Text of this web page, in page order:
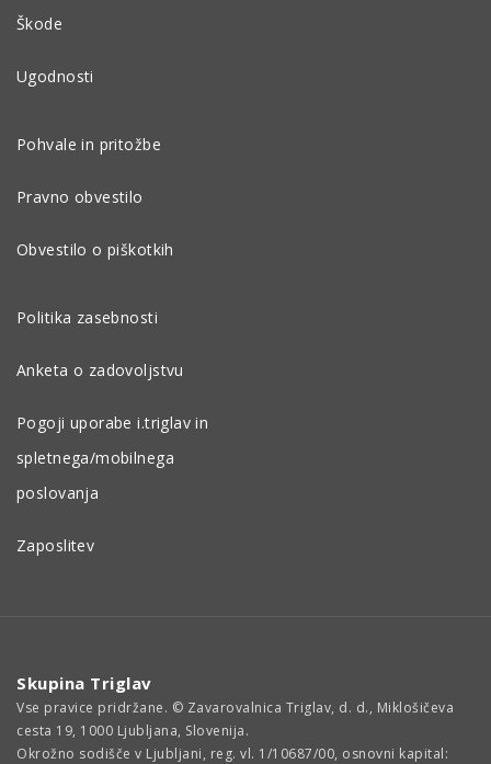
Škode
Ugodnosti
Pohvale in pritožbe
Pravno obvestilo
Obvestilo o piškotkih
Politika zasebnosti
Anketa o zadovoljstvu
Pogoji uporabe i.triglav in
spletnega/mobilnega
poslovanja
Zaposlitev
Skupina Triglav
Vse pravice pridržane. © Zavarovalnica Triglav, d. d., Miklošičeva
cesta 19, 1000 Ljubljana, Slovenija.
Okrožno sodišče v Ljubljani, reg. vl. 1/10687/00, osnovni kapital: